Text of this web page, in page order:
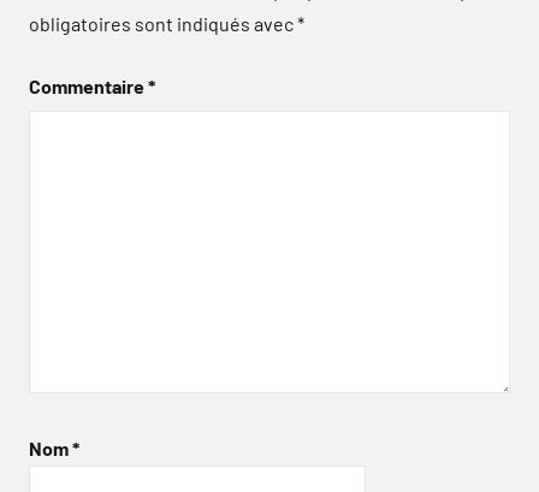
obligatoires sont indiqués avec*
Commentaire*
Nom*